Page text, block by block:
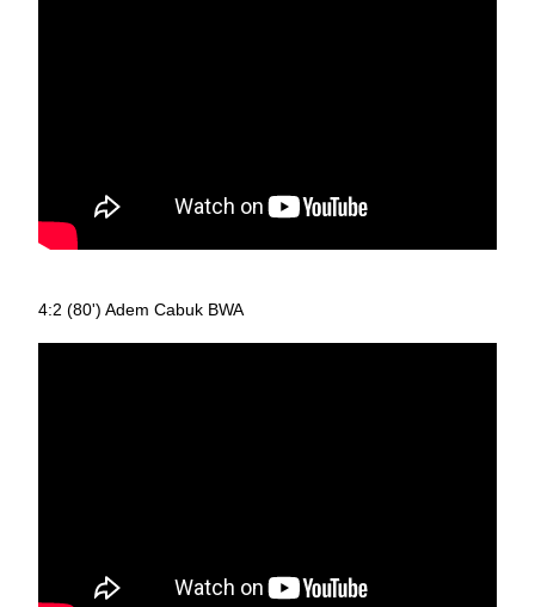
4:2 (80') Adem Cabuk BWA